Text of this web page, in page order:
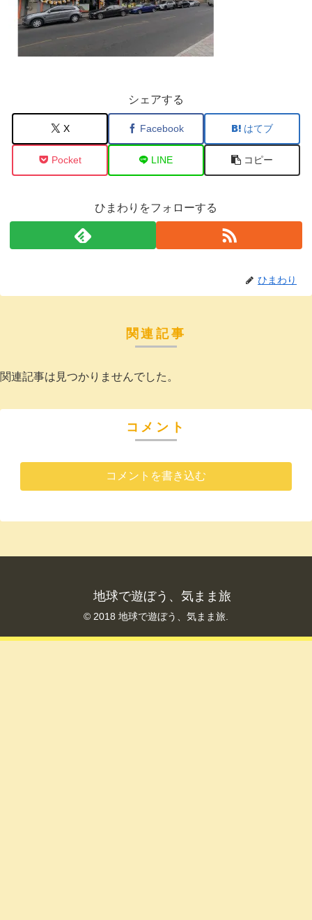
シェアする
X Facebook はてブ
Pocket LINE コピー
ひまわりをフォローする
ひまわり
関連記事
関連記事は見つかりませんでした。
コメント
コメントを書き込む
地球で遊ぼう、気まま旅
© 2018 地球で遊ぼう、気まま旅.